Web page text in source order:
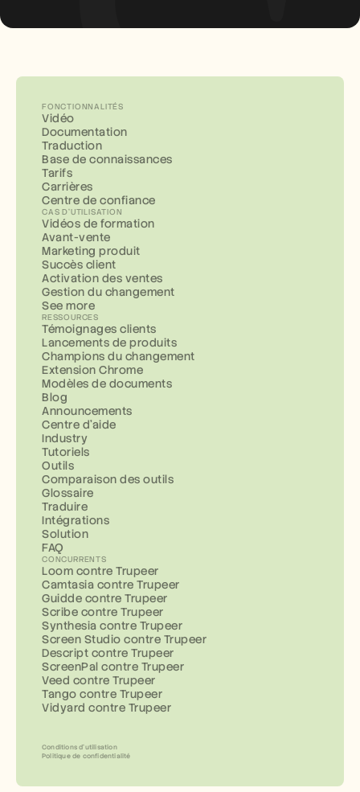
FONCTIONNALITÉS
Vidéo
Documentation
Traduction
Base de connaissances
Tarifs
Carrières
Centre de confiance
CAS D'UTILISATION
Vidéos de formation
Avant-vente
Marketing produit
Succès client
Activation des ventes
Gestion du changement
See more
RESSOURCES
Témoignages clients
Lancements de produits
Champions du changement
Extension Chrome
Modèles de documents
Blog
Announcements
Centre d'aide
Industry
Tutoriels
Outils
Comparaison des outils
Glossaire
Traduire
Intégrations
Solution
FAQ
CONCURRENTS
Loom contre Trupeer
Camtasia contre Trupeer
Guidde contre Trupeer
Scribe contre Trupeer
Synthesia contre Trupeer
Screen Studio contre Trupeer
Descript contre Trupeer
ScreenPal contre Trupeer
Veed contre Trupeer
Tango contre Trupeer
Vidyard contre Trupeer
Conditions d’utilisation
Politique de confidentialité